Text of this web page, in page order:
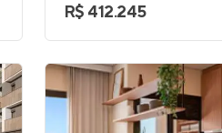
R$ 412.245